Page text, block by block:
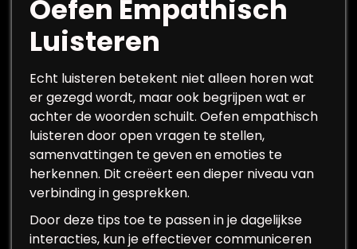
Oefen Empathisch
Luisteren
Echt luisteren betekent niet alleen horen wat
er gezegd wordt, maar ook begrijpen wat er
achter de woorden schuilt. Oefen empathisch
luisteren door open vragen te stellen,
samenvattingen te geven en emoties te
herkennen. Dit creëert een dieper niveau van
verbinding in gesprekken.
Door deze tips toe te passen in je dagelijkse
interacties, kun je effectiever communiceren